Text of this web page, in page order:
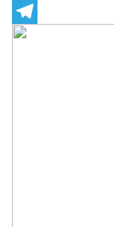
WhatsApp
Telegram